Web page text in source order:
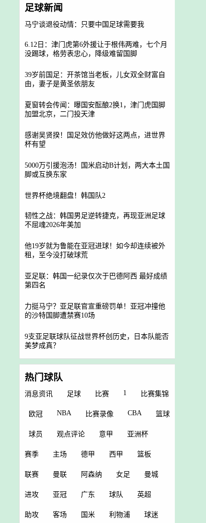
足球新闻
马宁谈退役动情：只要中国足球需要我
6.12日：津门虎第6外援让于根伟两难，七个月
没踢球，格劳表忠心，降级难留国脚
39岁前国足：开茶馆当老板，儿女双全财富自
由，妻子是黄圣依朋友
夏窗转会传闻：曝国安酝酿2换1，津门虎国脚
加盟北京，二门投天津
感谢吴贤揆！国足效仿他做好这两点，进世界
杯有望
5000万引援泡汤！国米启动B计划，两大本土国
脚或互换东家
世界杯绝境翻盘！韩国队2
韧性之战：韩国男足逆转捷克，再现亚洲足球
不屈魂2026年美加
他19岁就为鲁能在亚冠进球！如今却连续被外
租，至今没打破球荒
亚足联：韩国一纪录仅次于巴德阿西 最好成绩
第四名
力挺马宁？亚足联官宣重磅罚单！亚冠冲撞他
的沙特国脚遭禁赛10场
9支亚足联球队征战世界杯创历史，日本队能否
美梦成真？
热门球队
消息资讯 足球 比赛 1 比赛集锦
欧冠 NBA 比赛录像 CBA 篮球
球员 观点评论 意甲 亚洲杯
赛季 主场 德甲 西甲 篮板
联赛 曼联 阿森纳 女足 曼城
进攻 亚冠 广东 球队 英超
助攻 客场 国米 利物浦 球迷